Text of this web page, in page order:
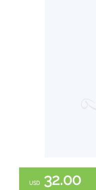
32.00
USD